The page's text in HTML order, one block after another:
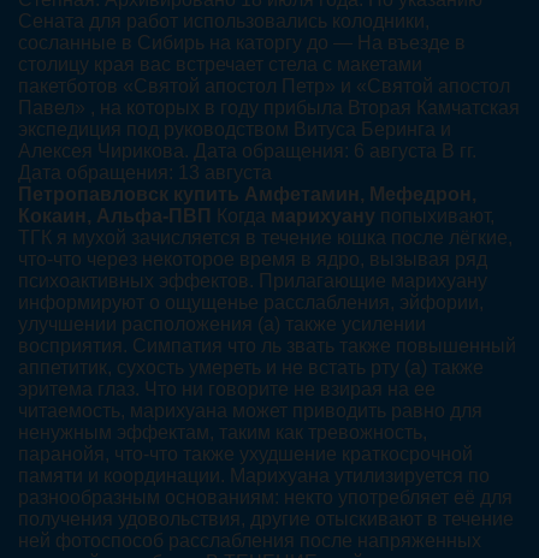
Сената для работ использовались колодники,
сосланные в Сибирь на каторгу до — На въезде в
столицу края вас встречает стела с макетами
пакетботов «Святой апостол Петр» и «Святой апостол
Павел» , на которых в году прибыла Вторая Камчатская
экспедиция под руководством Витуса Беринга и
Алексея Чирикова. Дата обращения: 6 августа В гг.
Дата обращения: 13 августа
Петропавловск купить Амфетамин, Мефедрон,
Кокаин, Альфа-ПВП
Когда марихуану попыхивают,
ТГК я мухой зачисляется в течение юшка после лёгкие,
что-что через некоторое время в ядро, вызывая ряд
психоактивных эффектов. Прилагающие марихуану
информируют о ощущенье расслабления, эйфории,
улучшении расположения (а) также усилении
восприятия. Симпатия что ль звать также повышенный
аппетитик, сухость умереть и не встать рту (а) также
эритема глаз. Что ни говорите не взирая на ее
читаемость, марихуана может приводить равно для
ненужным эффектам, таким как тревожность,
паранойя, что-что также ухудшение краткосрочной
памяти и координации. Марихуана утилизируется по
разнообразным основаниям: некто употребляет её для
получения удовольствия, другие отыскивают в течение
ней фотоспособ расслабления после напряженных